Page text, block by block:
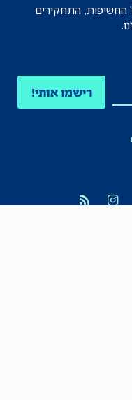
החשיפות, התחקירים
רישמו אותי!